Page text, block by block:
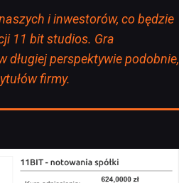
i inwestorów, co będzie
11 bit studios. Gra
długiej perspektywie podobnie,
firmy.